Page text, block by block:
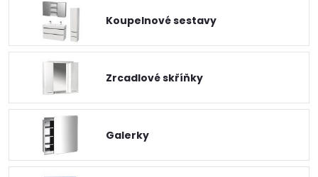
Koupelnové sestavy
Zrcadlové skříňky
Galerky